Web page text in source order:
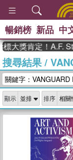
暢銷榜 新品 中
獎肯定！A.F.
搜尋結果/
關鍵字：VANGUARD
顯示 排序